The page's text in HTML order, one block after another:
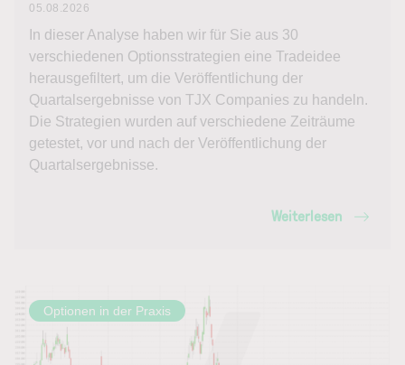
05.08.2026
In dieser Analyse haben wir für Sie aus 30
verschiedenen Optionsstrategien eine Tradeidee
herausgefiltert, um die Veröffentlichung der
Quartalsergebnisse von TJX Companies zu handeln.
Die Strategien wurden auf verschiedene Zeiträume
getestet, vor und nach der Veröffentlichung der
Quartalsergebnisse.
Weiterlesen
Optionen in der Praxis